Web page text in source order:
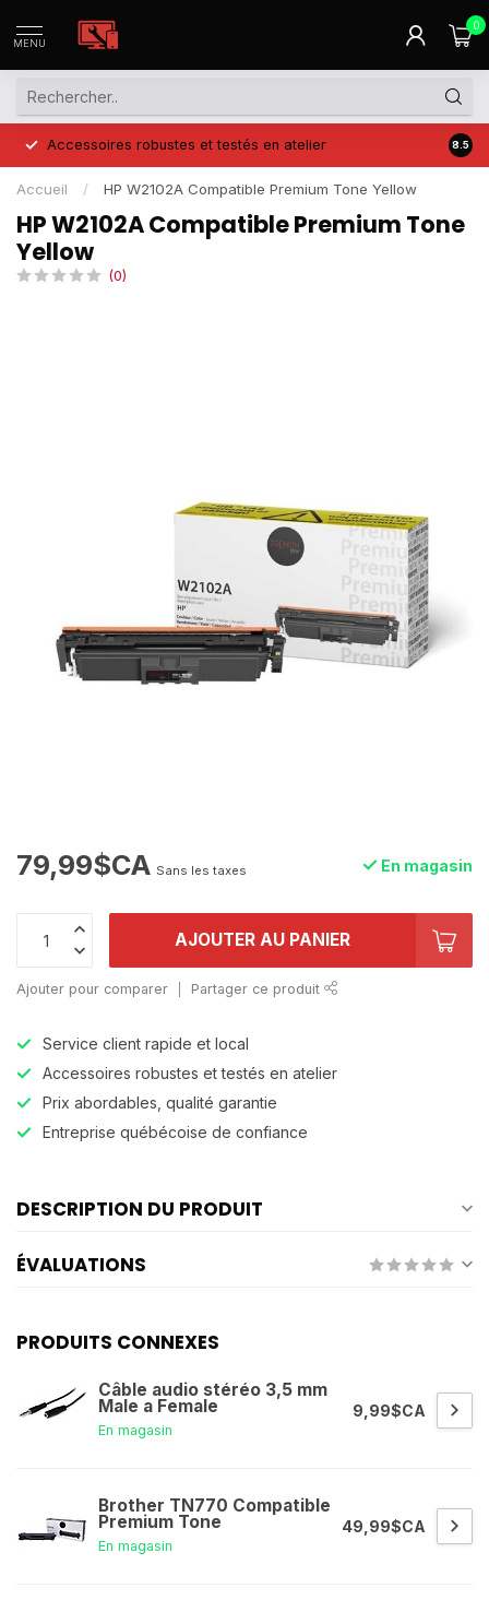
MENU
0
Accessoires robustes et testés en atelier Prix
8.5
Accueil / HP W2102A Compatible Premium Tone Yellow
HP W2102A Compatible Premium Tone
Yellow
(0)
79,99$CA Sans les taxes En magasin
AJOUTER AU PANIER
Ajouter pour comparer Partager ce produit
Service client rapide et local
Accessoires robustes et testés en atelier
Prix abordables, qualité garantie
Entreprise québécoise de confiance
DESCRIPTION DU PRODUIT
ÉVALUATIONS
PRODUITS CONNEXES
Câble audio stéréo 3,5 mm
Male a Female
En magasin
9,99$CA
Brother TN770 Compatible
Premium Tone
En magasin
49,99$CA